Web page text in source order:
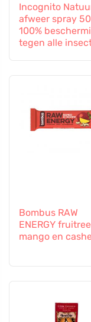
Incognito
afweer spray
100%
tegen alle
Bombus RAW
ENERGY
mango en